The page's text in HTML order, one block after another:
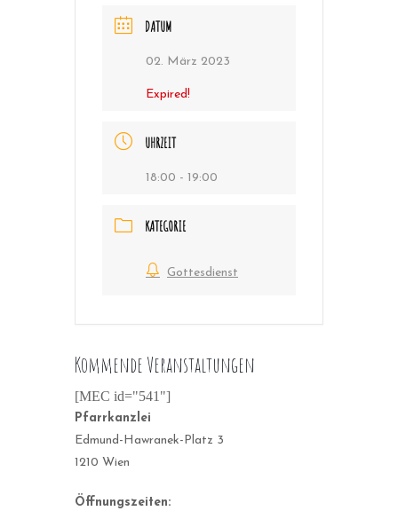
DATUM
02. März 2023
Expired!
UHRZEIT
18:00 - 19:00
KATEGORIE
Gottesdienst
Kommende Veranstaltungen
[MEC id="541"]
Pfarrkanzlei
Edmund-Hawranek-Platz 3
1210 Wien
Öffnungszeiten: